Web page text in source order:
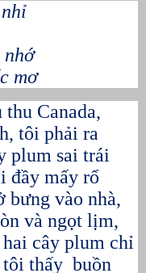
nhớ
mơ
Canada,
tôi phải ra
plum sai trái
đầy mấy rổ
vào nhà,
và ngọt lịm,
cây plum chỉ
thấy buồn